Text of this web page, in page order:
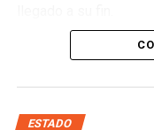
A través de un
de varios meses de
da sin rupturas,
ESTADO